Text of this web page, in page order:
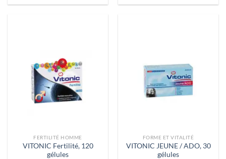
FERTILITÉ HOMME
VITONIC Fertilité, 120
gélules
FORME ET VITALITÉ
VITONIC JEUNE / ADO, 30
gélules